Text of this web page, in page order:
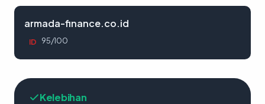
armada-finance.co.id
ID 95/100
Kelebihan